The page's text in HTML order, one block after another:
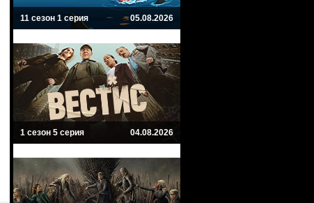
11 сезон 1 серия 05.08.2026
1 сезон 5 серия 04.08.2026